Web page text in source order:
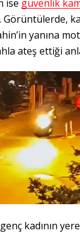
ise güvenlik
Görüntülerde,
yanına
ateş ettiği
kadının yere